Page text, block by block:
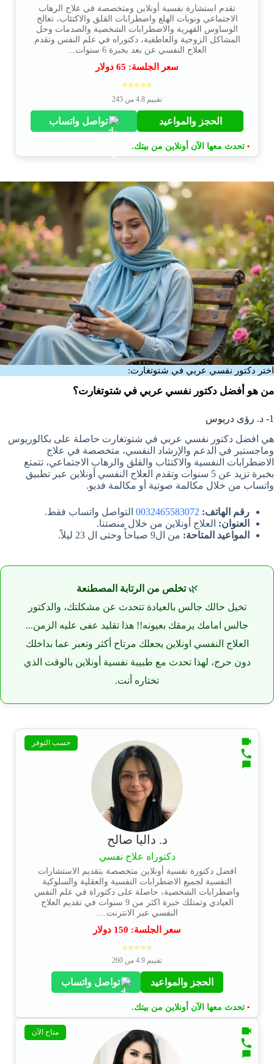
تقدم استشارة نفسية أونلاين ومتخصصة في علاج الرهاب
الاجتماعي ونوبات الهلع واضطرابات القلق والاكتئاب، تعالج
الوساوس القهرية والاضطرابات الشخصية والصدمات وحل
المشاكل الزوجية والعاطفية، دكتوراه في علم النفس وتقدم
العلاج النفسي عن بعد بخبرة 6 سنوات...
سعر الجلسة: 65 دولار
⭐⭐⭐⭐⭐
تقييم 4.8 من 243
الحجز والمواعيد تواصل واتساب
• تحدث معها الآن أونلاين من بيتك.
اختر دكتور نفسي عربي في شتوتغارت:
من هو أفضل دكتور نفسي عربي في شتوتغارت؟
1- د. رؤى دريوس
هي افضل دكتور نفسي عربي في شتوتغارت حاصلة على بكالوريوس
وماجستير في الدعم والإرشاد النفسي، متخصصة في علاج
الاضطرابات النفسية والاكتئاب والقلق والرهاب الاجتماعي، تتمتع
بخبرة تزيد عن 5 سنوات وتقدم العلاج النفسي أونلاين عبر تطبيق
واتساب من خلال مكالمة صوتية أو مكالمة فديو.
رقم الهاتف: 0032465583072 التواصل واتساب فقط.
العنوان: العلاج أونلاين من خلال منصتنا.
المواعيد المتاحة: من ال9 صباحاً وحتى ال 23 ليلاً.
🌿تخلص من الرتابة المصطنعة
تخيل حالك جالس بالعيادة تتحدث عن مشكلتك، والدكتور
جالس امامك يرمقك بعيونه!! هذا تقليد عفى عليه الزمن...
العلاج النفسي اونلاين يجعلك مرتاح أكثر وتعبر عما بداخلك
دون حرج، لهذا تحدث مع طبيبة نفسية أونلاين بالوقت الذي
تختاره أنت.
حسب التوفر
د. داليا صالح
دكتوراه علاج نفسي
افضل دكتورة نفسية أونلاين متخصصة بتقديم الاستشارات
النفسية لجميع الاضطرابات النفسية والعقلية والسلوكية
واضطرابات الشخصية، حاصلة على دكتوراة في علم النفس
العيادي وتمتلك خبرة اكثر من 9 سنوات في تقديم العلاج
النفسي عبر الانترنت....
سعر الجلسة: 150 دولار
⭐⭐⭐⭐⭐
تقييم 4.9 من 260
الحجز والمواعيد تواصل واتساب
• تحدث معها الآن أونلاين من بيتك.
متاح الآن